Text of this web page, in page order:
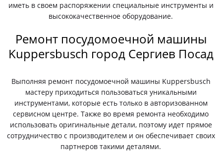
иметь в своем распоряжении специальные инструменты и
высококачественное оборудование.
Ремонт посудомоечной машины
Kuppersbusch город Сергиев Посад
Выполняя ремонт посудомоечной машины Kuppersbusch
мастеру приходиться пользоваться уникальными
инструментами, которые есть только в авторизованном
сервисном центре. Также во время ремонта необходимо
использовать оригинальные детали, поэтому идет прямое
сотрудничество с производителем и он обеспечивает своих
партнеров такими деталями.